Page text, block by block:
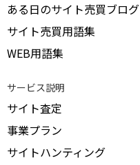
ある日のサイト売買ブログ
サイト売買用語集
WEB用語集
サービス説明
サイト査定
事業プラン
サイトハンティング